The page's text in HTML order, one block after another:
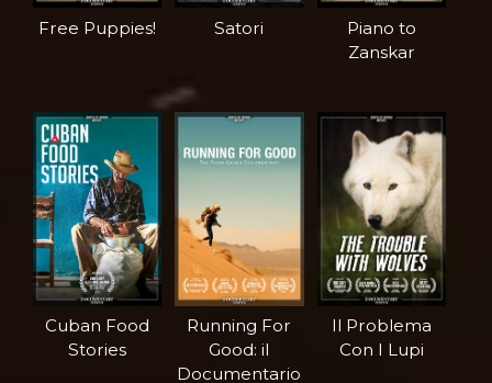
Free Puppies! Satori
Piano to
Zanskar
Cuban Food
Stories
Running For
Good: il
Documentario
Il Problema
Con I Lupi